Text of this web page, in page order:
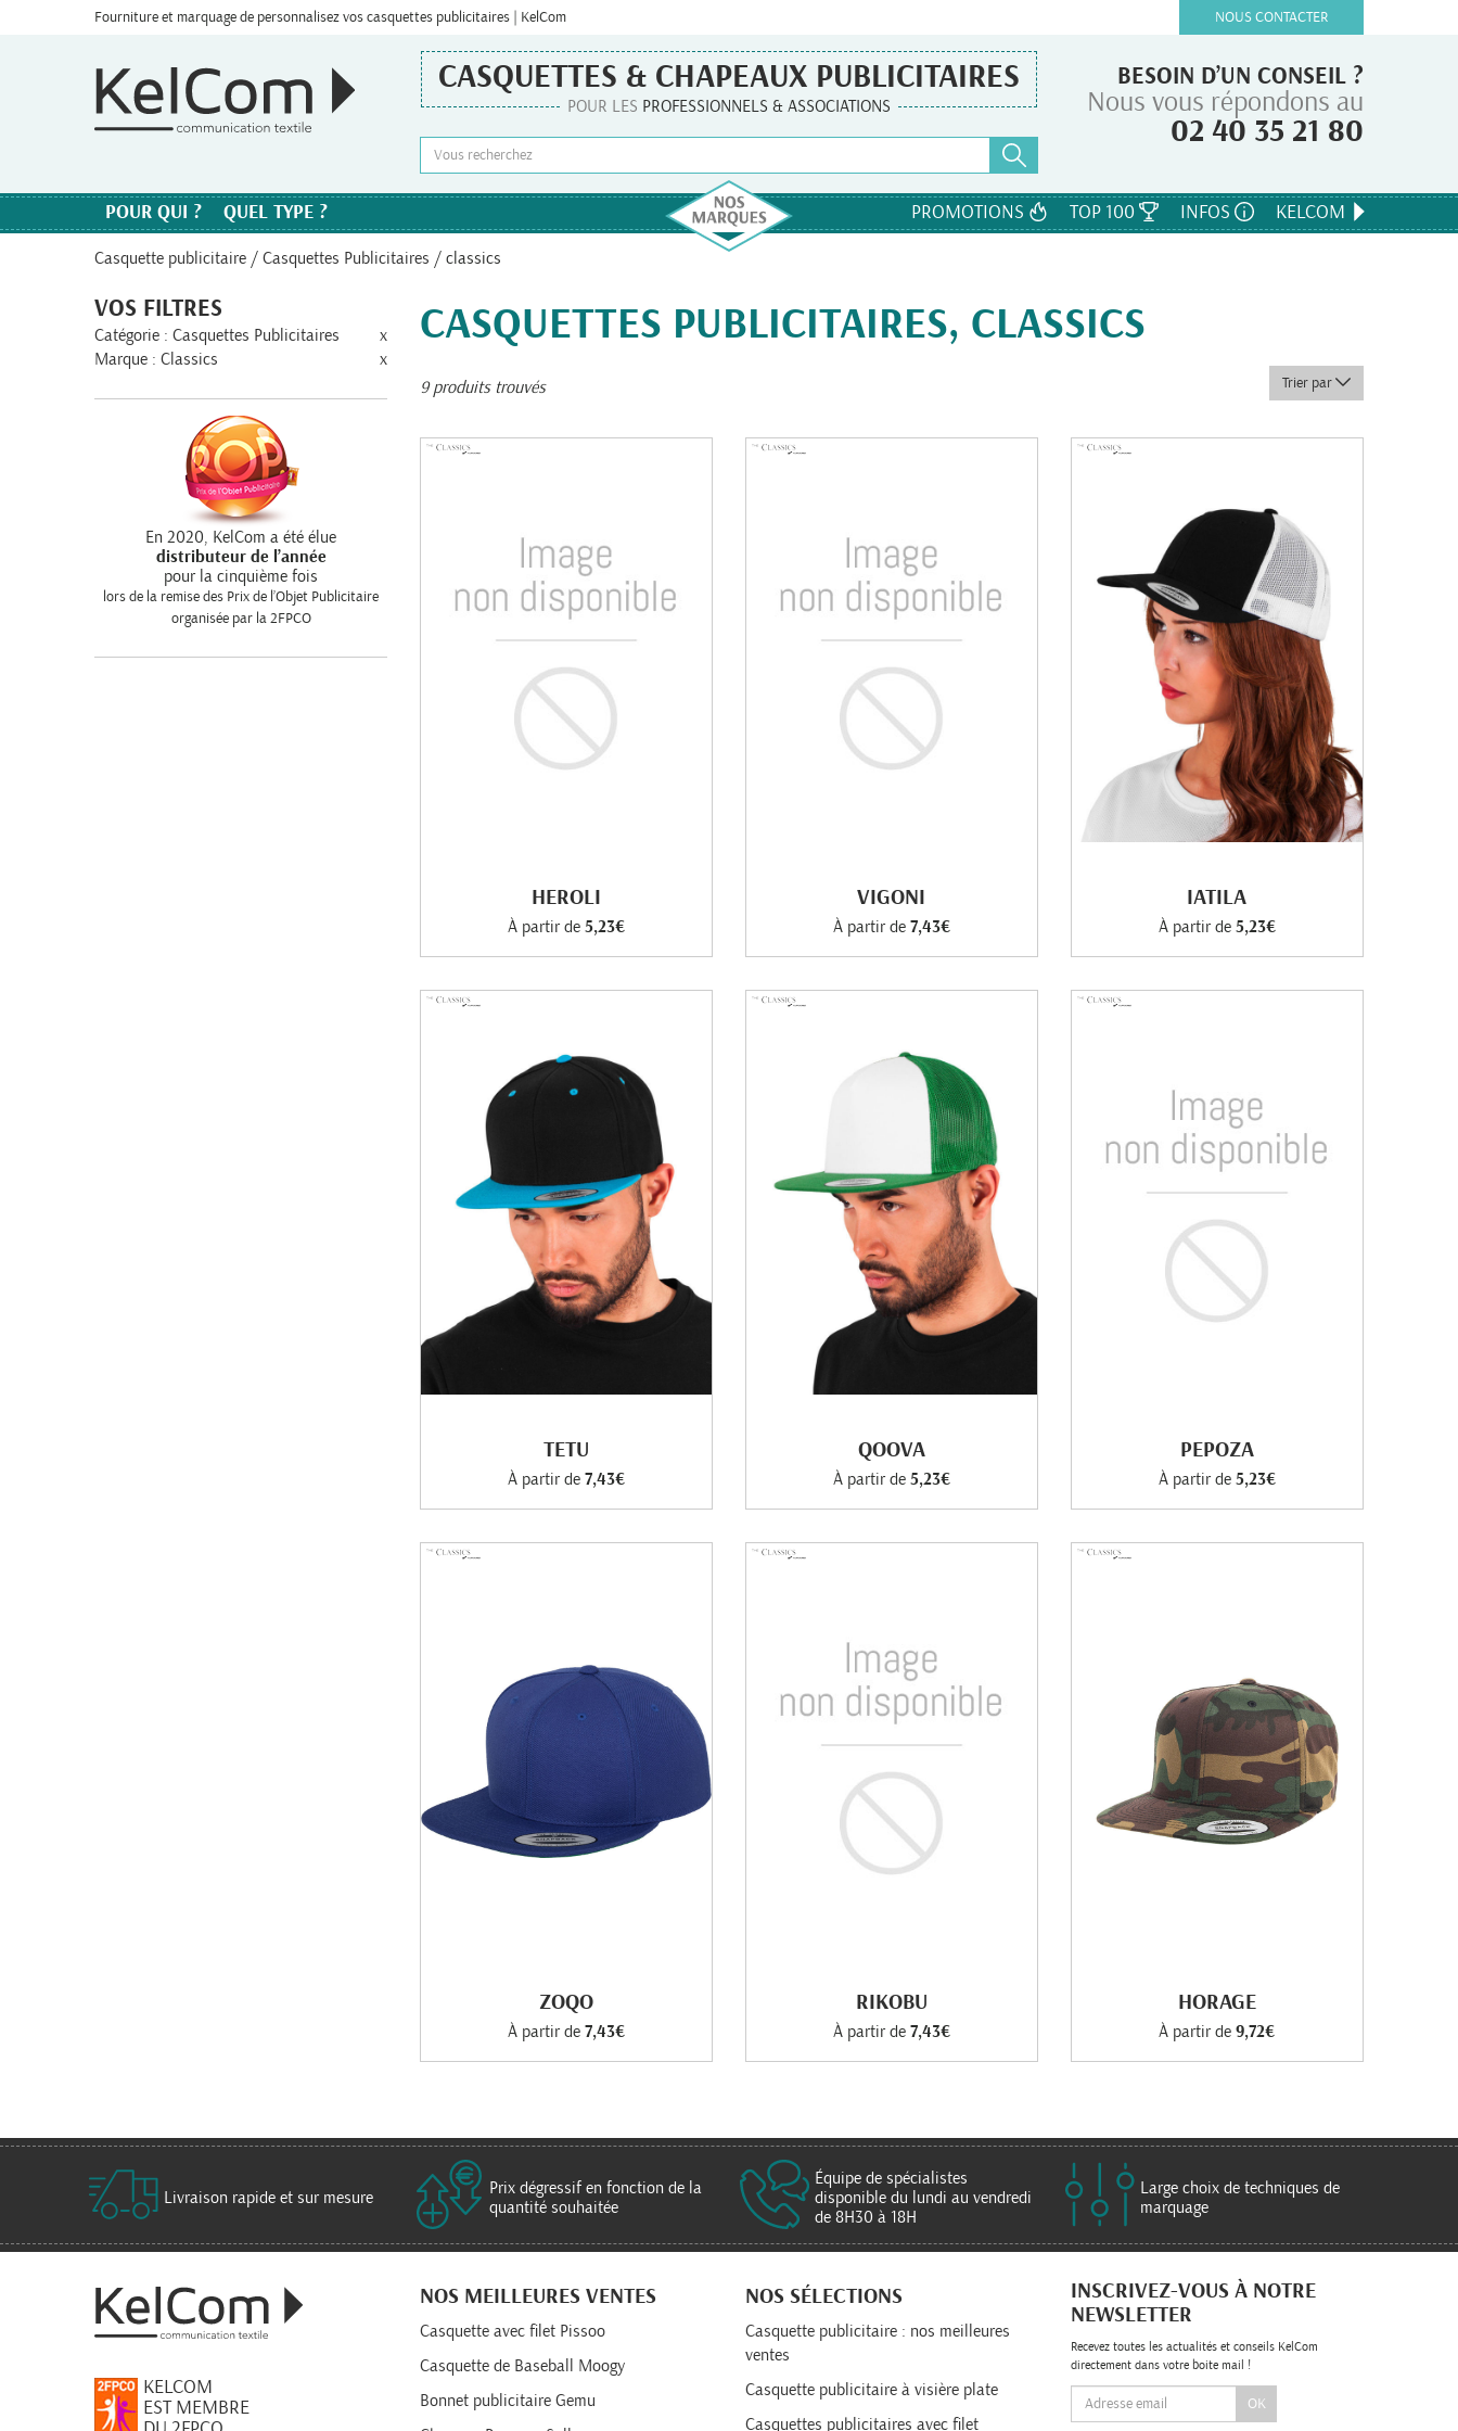
Fourniture et marquage de personnalisez vos casquettes publicitaires | KelCom NOUS CONTACTER
BESOIN D’UN CONSEIL ?
Nous vous répondons au
02 40 35 21 80
CASQUETTES & CHAPEAUX PUBLICITAIRES
POUR LES PROFESSIONNELS & ASSOCIATIONS
POUR QUI ? QUEL TYPE ? PROMOTIONS TOP 100 INFOS KELCOM
Casquette publicitaire / Casquettes Publicitaires / classics
VOS FILTRES
Catégorie : Casquettes Publicitaires
x
Marque : Classics
x
En 2020, KelCom a été élue
distributeur de l’année
pour la cinquième fois
lors de la remise des Prix de l’Objet Publicitaire
organisée par la 2FPCO
CASQUETTES PUBLICITAIRES, CLASSICS
9 produits trouvés Trier par
HEROLI
À partir de 5,23€
VIGONI
À partir de 7,43€
IATILA
À partir de 5,23€
TETU
À partir de 7,43€
QOOVA
À partir de 5,23€
PEPOZA
À partir de 5,23€
ZOQO
À partir de 7,43€
RIKOBU
À partir de 7,43€
HORAGE
À partir de9,72€
Livraison rapide et sur mesure
Prix dégressif en fonction de la
quantité souhaitée
Équipe de spécialistes
disponible du lundi au vendredi
de 8H30 à 18H
Large choix de techniques de
marquage
KELCOM
EST MEMBRE
NOS MEILLEURES VENTES
Casquette avec filet Pissoo
Casquette de Baseball Moogy
Bonnet publicitaire Gemu
NOS SÉLECTIONS
Casquette publicitaire : nos meilleures
ventes
Casquette publicitaire à visière plate
Casquettes publicitaires avec filet
INSCRIVEZ-VOUS À NOTRE
NEWSLETTER
Recevez toutes les actualités et conseils KelCom
directement dans votre boite mail !
OK